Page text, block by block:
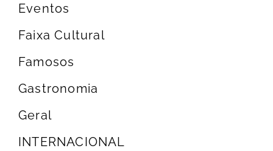
Eventos
Faixa Cultural
Famosos
Gastronomia
Geral
INTERNACIONAL